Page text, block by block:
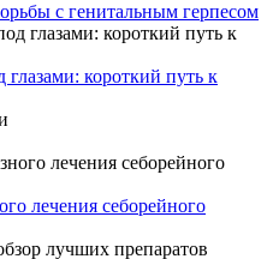
с генитальным герпесом
глазами: короткий путь к
лечения себорейного